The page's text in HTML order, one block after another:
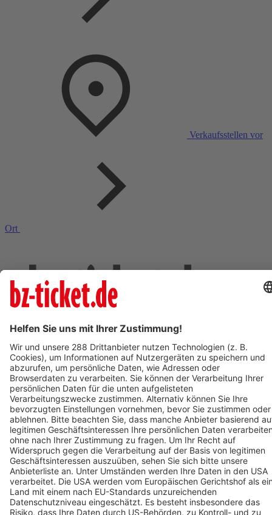
Verkaufsstellen vor
Ort
Deine Region. Deine Events.
BZ-Card schnapp.de Kontakt
Mediadaten Datenschutz Cookie-Einstellungen Impressum
+49 761 496 8888
Tickethotline Mo–Fr: 9–12 Uhr
System